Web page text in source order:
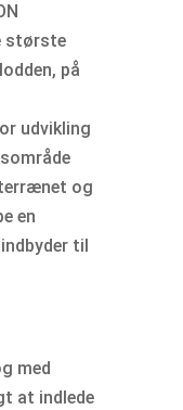
største
på
udvikling
og
en
til
med
at indlede